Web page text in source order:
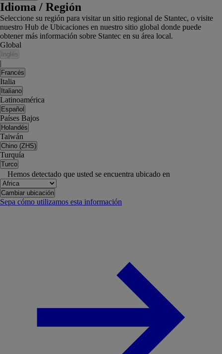
Idioma / Región
Seleccione su región para visitar un sitio regional de Stantec, o visite
nuestro Hub de Ubicaciones en nuestro sitio global donde puede
obtener más información sobre Stantec en su área local.
Global
Inglés
|
Francés
Italia
Italiano
Latinoamérica
Español
Países Bajos
Holandés
Taiwán
Chino (ZHS)
Turquía
Turco
Hemos detectado que usted se encuentra ubicado en
Cambiar ubicación
Sepa cómo utilizamos esta información